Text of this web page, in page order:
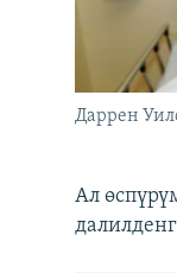
Даррен
Ал